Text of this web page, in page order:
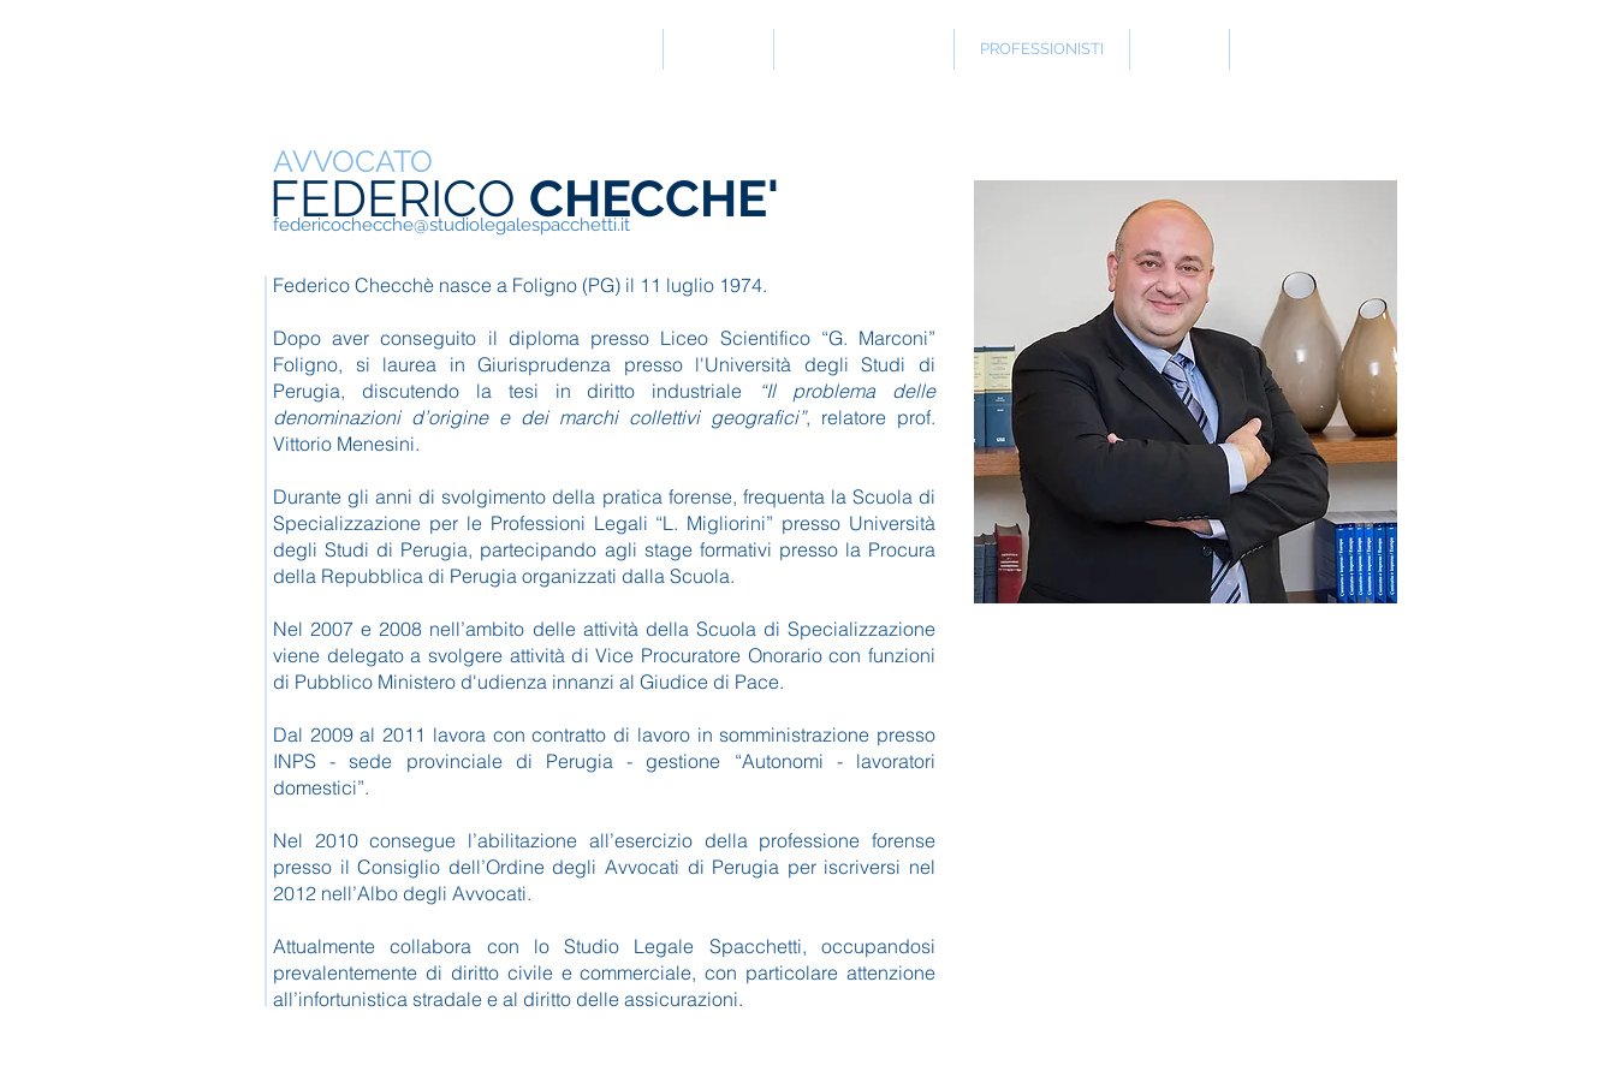
PROFESSIONISTI
FEDERICO CHECCHE'
Federico Checchè nasce a Foligno (PG) il 11 luglio 1974.
Dopo aver conseguito il diploma presso Liceo Scientifico “G. Marconi”
Foligno, si laurea in Giurisprudenza presso l'Università degli Studi di
Perugia, discutendo la tesi in diritto industriale
“Il problema delle
denominazioni d’origine e dei marchi collettivi geografici”, relatore prof.
Vittorio Menesini.
Durante gli anni di svolgimento della pratica forense, frequenta la Scuola di
Specializzazione per le Professioni Legali “L. Migliorini” presso Università
degli Studi di Perugia, partecipando agli stage formativi presso la Procura
della Repubblica di Perugia organizzati dalla Scuola.
Nel 2007 e 2008 nell’ambito delle attività della Scuola di Specializzazione
viene delegato a svolgere attività di Vice Procuratore Onorario con funzioni
di Pubblico Ministero d'udienza innanzi al Giudice di Pace.
Dal 2009 al 2011 lavora con contratto di lavoro in somministrazione presso
INPS - sede provinciale di Perugia - gestione “Autonomi - lavoratori
domestici”.
Nel 2010 consegue l’abilitazione all’esercizio della professione forense
presso il Consiglio dell’Ordine degli Avvocati di Perugia per iscriversi nel
2012 nell’Albo degli Avvocati.
Attualmente collabora con lo Studio Legale Spacchetti, occupandosi
prevalentemente di diritto civile e commerciale, con particolare attenzione
all’infortunistica stradale e al diritto delle assicurazioni.
AVVOCATO
federicochecche@studiolegalespacchetti.it